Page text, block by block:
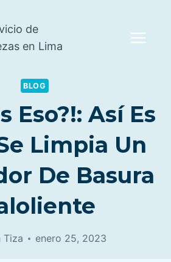
BLOG
Eso?!: Así Es
Limpia Un
De Basura
Tiza enero 25, 2023